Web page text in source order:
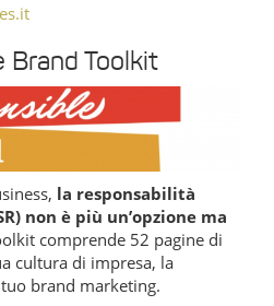
Brand Toolkit
la responsabilità
non è più un’opzione ma
comprende 52 pagine di
cultura di impresa, la
brand marketing.